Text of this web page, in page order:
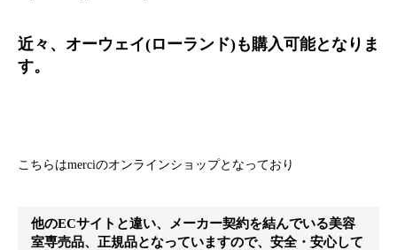
近々、オーウェイ(ローランド)も購入可能となりま
す。
こちらはmerciのオンラインショップとなっており
他のECサイトと違い、メーカー契約を結んでいる美容
室専売品、正規品となっていますので、安全・安心して